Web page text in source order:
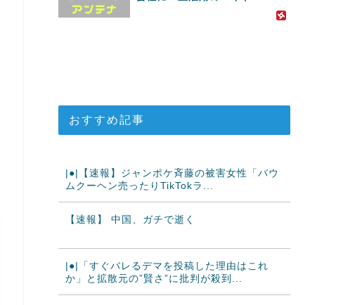
おすすめ記事
|●|【速報】ジャンポケ斉藤の被害女性「バウ
ムクーヘン売ったりTikTokラ...
【速報】 中国、ガチで逝く
|●|「すぐバレるデマを投稿した理由はこれ
か」と拡散元の”賢さ”に批判が殺到...